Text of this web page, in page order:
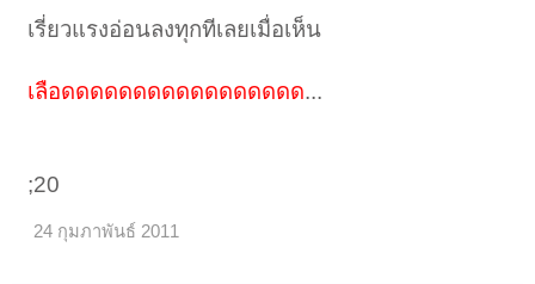
เรี่ยวแรงอ่อนลงทุกทีเลยเมื่อเห็น
เลือดดดดดดดดดดดดดดดดด...
;20
24 กุมภาพันธ์ 2011